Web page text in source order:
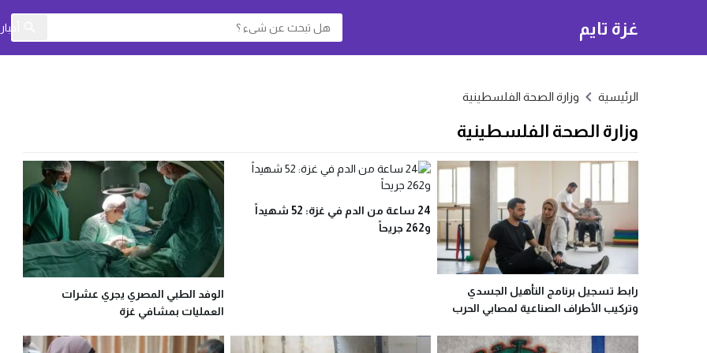
غزة تايم
الرئيسية وزارة الصحة الفلسطينية
وزارة الصحة الفلسطينية
رابط تسجيل برنامج التأهيل الجسدي
وتركيب الأطراف الصناعية لمصابي الحرب
24 ساعة من الدم في غزة: 52 شهيداً
و262 جريحاً
الوفد الطبي المصري يجري عشرات
العمليات بمشافي غزة